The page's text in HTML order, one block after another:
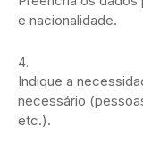
e nacionalidade.
Indique a
necessário
etc.).